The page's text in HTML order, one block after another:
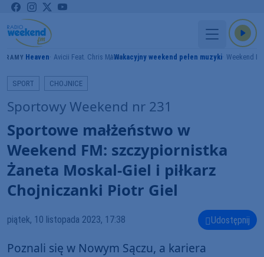
GRAMY Heaven Avicii Feat. Chris MartinWakacyjny weekend pełen muzyki Weekend
SPORT CHOJNICE
Sportowy Weekend nr 231
Sportowe małżeństwo w
Weekend FM: szczypiornistka
Żaneta Moskal-Giel i piłkarz
Chojniczanki Piotr Giel
piątek, 10 listopada 2023, 17:38 Udostępnij
Poznali się w Nowym Sączu, a kariera